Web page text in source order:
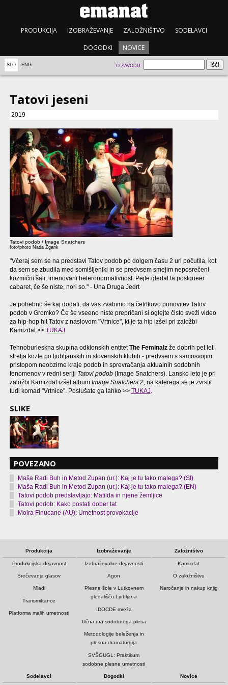
PRODUKCIJA IZOBRAŽEVANJE ZALOŽNIŠTVO SODELAVCI
DOGODKI NOVICE
SLO ENG O ZAVODU
Tatovi jeseni
2019
Tatovi podob / Image Snatchers
foto/photo Nada Žgank
"Včeraj sem se na predstavi Tatov podob po dolgem času 2 uri počutila, kot
da sem se zbudila med somišljeniki in se predvsem smejim neposrečeni
kozmični šali, imenovani heteronormativnost. Pejte gledat ta postqueer
cabaret, če še niste, nori so." - Una Druga Jedrt
Je potrebno še kaj dodati, da vas zvabimo na četrtkovo ponovitev Tatov
podob v Gromko? Če še vseeno niste prepričani si oglejte čisto sveži video
za hip-hop hit Tatov z naslovom "Vrtnice", ki je ta hip izšel pri založbi
Kamizdat >> TUKAJ
Tehnoburleskna skupina odklonskih entitetThe Feminalz že dobrih pet let
strelja kozle po ljubljanskih in slovenskih klubih - predvsem s samosvojim
pristopom neobzirne kraje podob in sprevračanja aktualnih sodobnih
fenomenov v redni seriji Tatovi podob(Image Snatchers). Lansko leto je pri
založbi Kamizdat izšel album Image Snatchers 2, na katerega se je zvrstil
tudi komad "Vrtnice". Poslušate ga lahko >> TUKAJ.
SLIKE
POVEZANO
Maša Radi Buh in Metod Zupan (ur.): Kaj je tu tako malega? (SI)
Maša Radi Buh in Metod Zupan (ur.): Kaj je tu tako malega? (EN)
Tatovi podob predstavljajo: Matilda in njene žemljice
Tatovi podob: Kako postati dober tat
Moira Finucane (AU): Umetnost provokacije
Produkcija
Produkcijska dejavnost
Srečevanja glasov
Mladi
Transmittance
Platforma malih umetnosti
Izobraževanje
Izobraževalne dejavnosti
Agon
Plesne šole v Lutkovnem
gledališču Ljubljana
IDOCDE mreža
Učna ura sodobnega plesa
Metodologije beleženja in
plesna dramaturgija
SVŠGUGL: Praktikum
sodobne plesne umetnosti
Založništvo
Kamizdat
O založništvu
Naročanje in nakup knjig
Sodelavci Dogodki Novice